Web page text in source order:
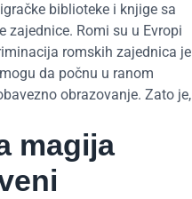
biblioteke i knjige sa
zajednice. Romi su u Evropi
romskih zajednica je
da počnu u ranom
obrazovanje. Zato je,
magija